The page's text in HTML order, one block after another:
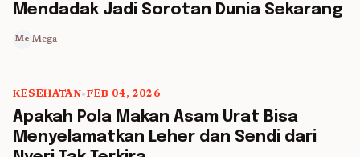
Mendadak Jadi Sorotan Dunia Sekarang
Me Mega
5 min read
KESEHATAN•FEB 04, 2026
Apakah Pola Makan Asam Urat Bisa
Menyelamatkan Leher dan Sendi dari